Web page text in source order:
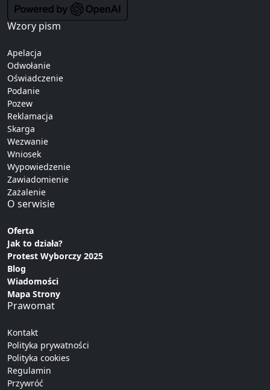
Wzory pism
Apelacja
Odwołanie
Oświadczenie
Podanie
Pozew
Reklamacja
Skarga
Wezwanie
Wniosek
Wypowiedzenie
Zawiadomienie
Zażalenie
O serwisie
Oferta
Jak to działa?
Protest Wyborczy 2025
Blog
Wiadomości
Mapa Strony
Prawomat
Kontakt
Polityka prywatności
Polityka cookies
Regulamin
Przywróć